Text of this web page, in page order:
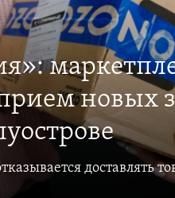
новых
доставлять